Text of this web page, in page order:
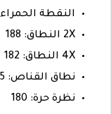
النقطة الحمراء:
2X النطاق: 188
4X النطاق: 182
نطاق القناص: 185
نظرة حرة: 180